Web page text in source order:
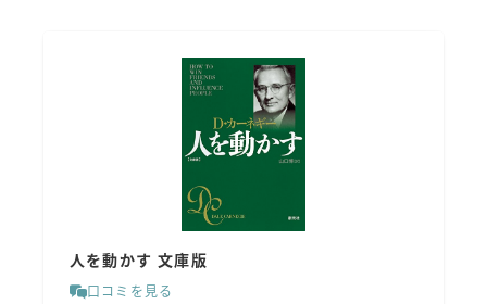
人を動かす 文庫版
口コミを見る